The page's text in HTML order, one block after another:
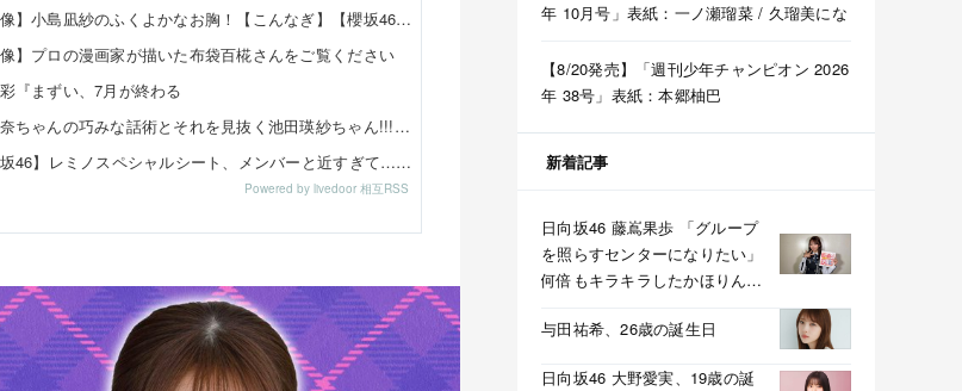
【画像】小島凪紗のふくよかなお胸！【こんなぎ】【櫻坂46】 他
像】プロの漫画家が描いた布袋百椛さんをご覧ください
『まずい、7月が終わる
林瑠奈ちゃんの巧みな話術とそれを見抜く池田瑛紗ちゃん!!!【乃木坂46】
【櫻坂46】レミノスペシャルシート、メンバーと近すぎて…【全国ツアー2026】
Powered by livedoor 相互RSS
年 10月号」表紙：一ノ瀬瑠菜 / 久瑠美にな
【8/20発売】「週刊少年チャンピオン 2026
年 38号」表紙：本郷柚巴
新着記事
日向坂46 藤嶌果歩 「グループ
を照らすセンターになりたい」
何倍もキラキラしたかほりんが
与田祐希、26歳の誕生日
日向坂46 大野愛実、19歳の誕